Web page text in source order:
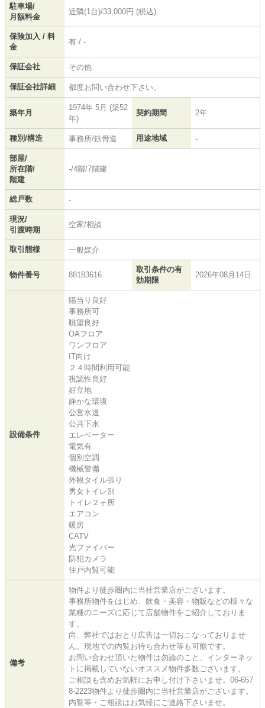
駐車場/
月額料金
近隣(1台)/33,000円 (税込)
保険加入 / 料
金
有 / -
保証会社 その他
保証会社詳細 都度お問い合わせ下さい。
築年月
1974年 5月 (築52
年)
契約期間 2年
種別/構造 事務所/鉄骨造 用途地域 -
部屋/
所在階/
階建
-/4階/7階建
総戸数 -
現況/
引渡時期
空家/相談
取引態様 一般媒介
物件番号 88183616
取引条件の有
効期限
2026年08月14日
設備条件
陽当り良好
事務所可
眺望良好
OAフロア
ワンフロア
IT向け
２４時間利用可能
視認性良好
好立地
静かな環境
公営水道
公共下水
エレベーター
電気有
個別空調
機械警備
外観タイル張り
男女トイレ別
トイレ２ヶ所
エアコン
暖房
CATV
光ファイバー
防犯カメラ
住戸内覧可能
備考
物件より徒歩圏内に当社営業店がございます。
事務所物件をはじめ、飲食・美容・物販などの様々な
業種のニーズに応じて店舗物件をご紹介しておりま
す。
尚、弊社ではおとり広告は一切おこなっておりませ
ん。現地での内覧お待ち合わせ等も可能です。
お問い合わせ頂いた物件は勿論のこと、インターネッ
トに掲載していないオススメ物件多数ございます。
ご相談も含めお気軽にお申し付け下さいませ。06-657
8-2223物件より徒歩圏内に当社営業店がございます。
内覧等・ご相談はお気軽にご連絡下さいませ。